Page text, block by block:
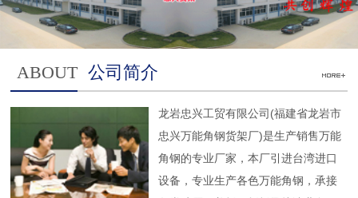
ABOUT 公司简介
龙岩忠兴工贸有限公司(福建省龙岩市
忠兴万能角钢货架厂)是生产销售万能
角钢的专业厂家，本厂引进台湾进口
设备，专业生产各色万能角钢，承接